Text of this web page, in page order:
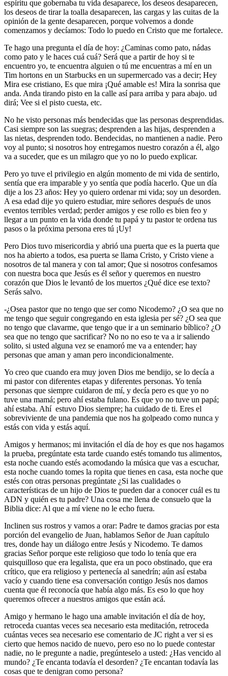
espíritu que gobernaba tu vida desaparece, los deseos desaparecen,
los deseos de tirar la toalla desaparecen, las cargas y las cuitas de la
opinión de la gente desaparecen, porque volvemos a donde
comenzamos y decíamos: Todo lo puedo en Cristo que me fortalece.
Te hago una pregunta el día de hoy: ¿Caminas como pato, nádas
como pato y le haces cuá cuá? Será que a partir de hoy si te
encuentro yo, te encuentra alguien o tú me encuentras a mí en un
Tim hortons en un Starbucks en un supermercado vas a decir; Hey
Mira ese cristiano, Es que mira ¡Qué amable es! Mira la sonrisa que
anda. Anda tirando pisto en la calle así para arriba y para abajo. ud
dirá; Vee si el pisto cuesta, etc.
No he visto personas más bendecidas que las personas desprendidas.
Casi siempre son las suegras; desprenden a las hijas, desprenden a
las nietas, desprenden todo. Bendecidas, no mantienen a nadie. Pero
voy al punto; si nosotros hoy entregamos nuestro corazón a él, algo
va a suceder, que es un milagro que yo no lo puedo explicar.
Pero yo tuve el privilegio en algún momento de mi vida de sentirlo,
sentía que era imparable y yo sentía que podía hacerlo. Que un día
dije a los 23 años: Hey yo quiero ordenar mi vida; soy un desorden.
A esa edad dije yo quiero estudiar, mire señores después de unos
eventos terribles verdad; perder amigos y ese rollo es bien feo y
llegar a un punto en la vida donde tu papá y tu pastor te ordena tus
pasos o la próxima persona eres tú ¡Uy!
Pero Dios tuvo misericordia y abrió una puerta que es la puerta que
nos ha abierto a todos, esa puerta se llama Cristo, y Cristo viene a
nosotros de tal manera y con tal amor; Que si nosotros confesamos
con nuestra boca que Jesús es él señor y queremos en nuestro
corazón que Dios le levantó de los muertos ¿Qué dice ese texto?
Serás salvo.
-¿Osea pastor que no tengo que ser como Nicodemo? ¿O sea que no
me tengo que seguir congregando en esta iglesia per sé? ¿O sea que
no tengo que clavarme, que tengo que ir a un seminario bíblico? ¿O
sea que no tengo que sacrificar? No no no eso te va a ir saliendo
solito, si usted alguna vez se enamoró me va a entender; hay
personas que aman y aman pero incondicionalmente.
Yo creo que cuando era muy joven Dios me bendijo, se lo decía a
mi pastor con diferentes etapas y diferentes personas. Yo tenía
personas que siempre cuidaron de mí, y decía pero es que yo no
tuve una mamá; pero ahí estaba fulano. Es que yo no tuve un papá;
ahí estaba. Ahí estuvo Dios siempre; ha cuidado de ti. Eres el
sobreviviente de una pandemia que nos ha golpeado como nunca y
estás con vida y estás aquí.
Amigos y hermanos; mi invitación el día de hoy es que nos hagamos
la prueba, pregúntate esta tarde cuando estés tomando tus alimentos,
esta noche cuando estés acomodando la música que vas a escuchar,
esta noche cuando tomes la ropita que tienes en casa, esta noche que
estés con otras personas pregúntate ¿Si las cualidades o
características de un hijo de Dios te pueden dar a conocer cuál es tu
ADN y quién es tu padre? Una cosa me llena de consuelo que la
Biblia dice: Al que a mí viene no le echo fuera.
Inclinen sus rostros y vamos a orar: Padre te damos gracias por esta
porción del evangelio de Juan, hablamos Señor de Juan capítulo
tres, donde hay un diálogo entre Jesús y Nicodemo. Te damos
gracias Señor porque este religioso que todo lo tenía que era
quisquilloso que era legalista, que era un poco obstinado, que era
crítico, que era religioso y pertenecía al sanedrín; aún así estaba
vacío y cuando tiene esa conversación contigo Jesús nos damos
cuenta que él reconocía que había algo más. Es eso lo que hoy
queremos ofrecer a nuestros amigos que están acá.
Amigo y hermano le hago una amable invitación el día de hoy,
retroceda cuantas veces sea necesario esta meditación, retroceda
cuántas veces sea necesario ese comentario de JC right a ver si es
cierto que hemos nacido de nuevo, pero eso no lo puede contestar
nadie, no le pregunte a nadie, pregúnteselo a usted: ¿Has vencido al
mundo? ¿Te encanta todavía el desorden? ¿Te encantan todavía las
cosas que te denigran como persona?